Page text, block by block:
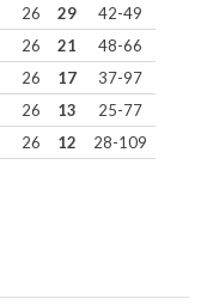
26 29
42-49
26 21
48-66
26 17
37-97
26 13
25-77
26 12 28-109